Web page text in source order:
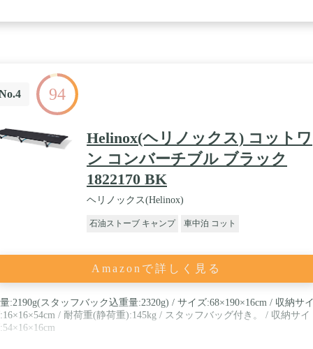
でも使用可能】付属のレッグポールを抜き差しすることで、コットをハ
タイル・ロースタイルの 2つの高さに調節することが可能です。お好み
さ、テントの大きさに合わせたスタイルでお楽しみください / 【持ち運
すいコンパクト収納】WAQフォールディング コットには専用の収納バッ
付属。 ゆとりのある設計のためストレスなく収納することが可能で
。車での積載、持ち運びがしやすいサイズ感なのも特徴です。重量は
の軽量モデル。 / 【スペック詳細】・600Dナイロン仕様・耐荷重
・幅広ゆったりサイズ・ハイ/ロー2way仕様・持ち運び簡単収納バ
付き【製品サイズ】・使用時/長さ(約)190cm x 幅(約)65cm x 高さ[ハイ]
【セット内容】コット生地×1 レッグフレーム ×3 レッグポール×12
袋 ×1 / 【注意事項】 こちらの商品はアウトドアでの使用を想定してお
、商品の劣化を早めることとなりますため、常設利用は推奨しておりま
。 ・寒冷地でのご使用には服装などに十分注意した上でご使用くださ
。 ・かび・匂いの原因となりますので濡れた場合はお早めに乾燥させて
ださい。 ・コットの上で飛び跳ねたりしないでください。
94
Helinox(ヘリノックス) コットワ
ン コンバーチブル ブラック
1822170 BK
ヘリノックス(Helinox)
石油ストーブ キャンプ 車中泊 コット
Amazonで詳しく見る
:2190g(スタッフバック込重量:2320g) / サイズ:68×190×16cm / 収納サイ
/ 耐荷重(静荷重):145kg / スタッフバッグ付き。 / 収納サイ